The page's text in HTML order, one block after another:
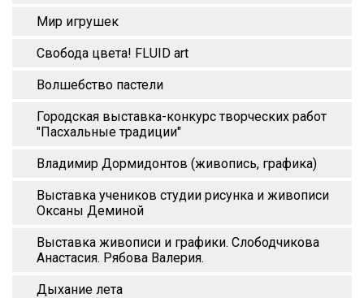
Мир игрушек
Свобода цвета! FLUID art
Волшебство пастели
Городская выставка-конкурс творческих работ
"Пасхальные традиции"
Владимир Дормидонтов (живопись, графика)
Выставка учеников студии рисунка и живописи
Оксаны Деминой
Выставка живописи и графики. Слободчикова
Анастасия. Рябова Валерия.
Дыхание лета